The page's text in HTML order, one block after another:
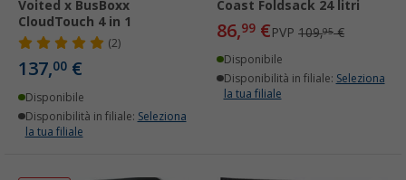
Voited x BusBoxx
CloudTouch 4 in 1
(2)
137,00 €
Disponibile
Disponibilità in filiale: Seleziona
la tua filiale
Coast Foldsack 24 litri
86,99 €PVP 109,95€
Disponibile
Disponibilità in filiale: Seleziona
la tua filiale